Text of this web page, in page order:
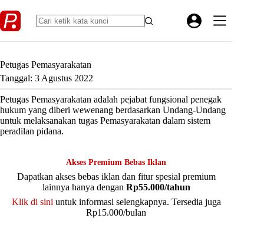
to
content
Petugas Pemasyarakatan
Tanggal: 3 Agustus 2022
Petugas Pemasyarakatan adalah pejabat fungsional penegak
hukum yang diberi wewenang berdasarkan Undang-Undang
untuk melaksanakan tugas Pemasyarakatan dalam sistem
peradilan pidana.
Akses Premium Bebas Iklan
Dapatkan akses bebas iklan dan fitur spesial premium
lainnya hanya dengan Rp55.000/tahun
Klik di sini untuk informasi selengkapnya. Tersedia juga
Rp15.000/bulan